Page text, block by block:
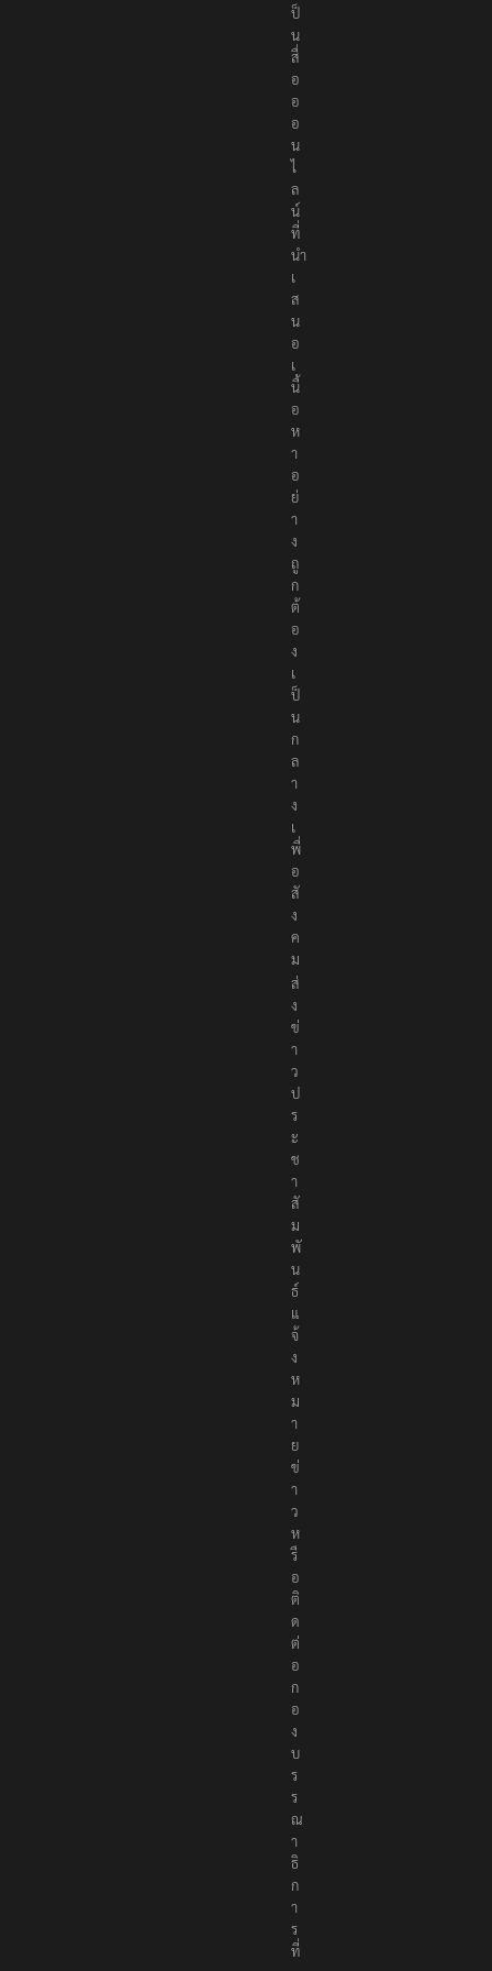
เ
ป็
น
สื่
อ
อ
อ
น
ไ
ล
น์
ที่
นำ
เ
ส
น
อ
เ
นื้
อ
ห
า
อ
ย่
า
ง
ถู
ก
ต้
อ
ง
เ
ป็
น
ก
ล
า
ง
เ
พื่
อ
สั
ง
ค
ม
ส่
ง
ข่
า
ว
ป
ร
ะ
ช
า
สั
ม
พั
น
ธ์
แ
จ้
ง
ห
ม
า
ย
ข่
า
ว
ห
รื
อ
ติ
ด
ต่
อ
ก
อ
ง
บ
ร
ร
ณ
า
ธิ
ก
า
ร